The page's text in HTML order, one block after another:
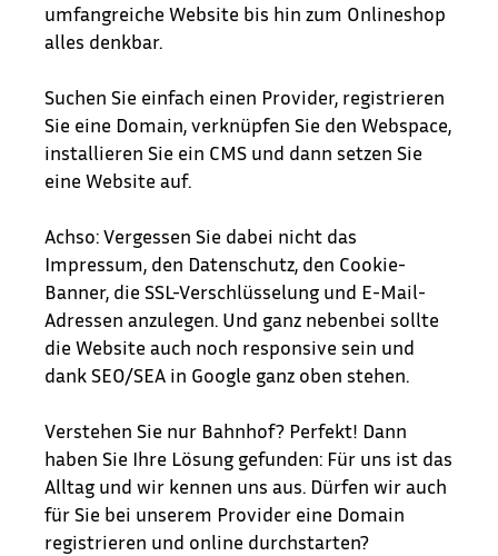
umfangreiche Website bis hin zum Onlineshop
alles denkbar.
Suchen Sie einfach einen Provider, registrieren
Sie eine Domain, verknüpfen Sie den Webspace,
installieren Sie ein CMS und dann setzen Sie
eine Website auf.
Achso: Vergessen Sie dabei nicht das
Impressum, den Datenschutz, den Cookie-
Banner, die SSL-Verschlüsselung und E-Mail-
Adressen anzulegen. Und ganz nebenbei sollte
die Website auch noch responsive sein und
dank SEO/SEA in Google ganz oben stehen.
Verstehen Sie nur Bahnhof? Perfekt! Dann
haben Sie Ihre Lösung gefunden: Für uns ist das
Alltag und wir kennen uns aus. Dürfen wir auch
für Sie bei unserem Provider eine Domain
registrieren und online durchstarten?